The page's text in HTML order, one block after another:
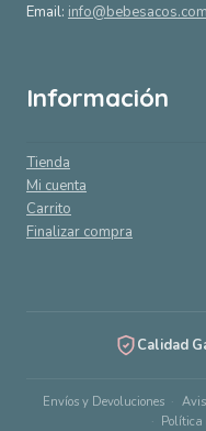
Email: info@bebesacos.com
Información
Tienda
Mi cuenta
Carrito
Finalizar compra
Calidad
Envíos y Devoluciones
Política